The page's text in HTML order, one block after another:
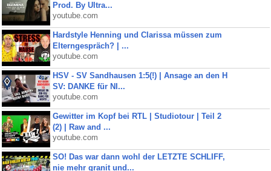
Prod. By Ultra...
youtube.com
Hardstyle Henning und Clarissa müssen zum
Elterngespräch? | ...
youtube.com
HSV - SV Sandhausen 1:5(!) | Ansage an den H
SV: DANKE für NI...
youtube.com
Gewitter im Kopf bei RTL | Studiotour | Teil 2
(2) | Raw and ...
youtube.com
SO! Das war dann wohl der LETZTE SCHLIFF,
nie mehr granit und...